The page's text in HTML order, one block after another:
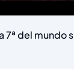
7ª del mundo